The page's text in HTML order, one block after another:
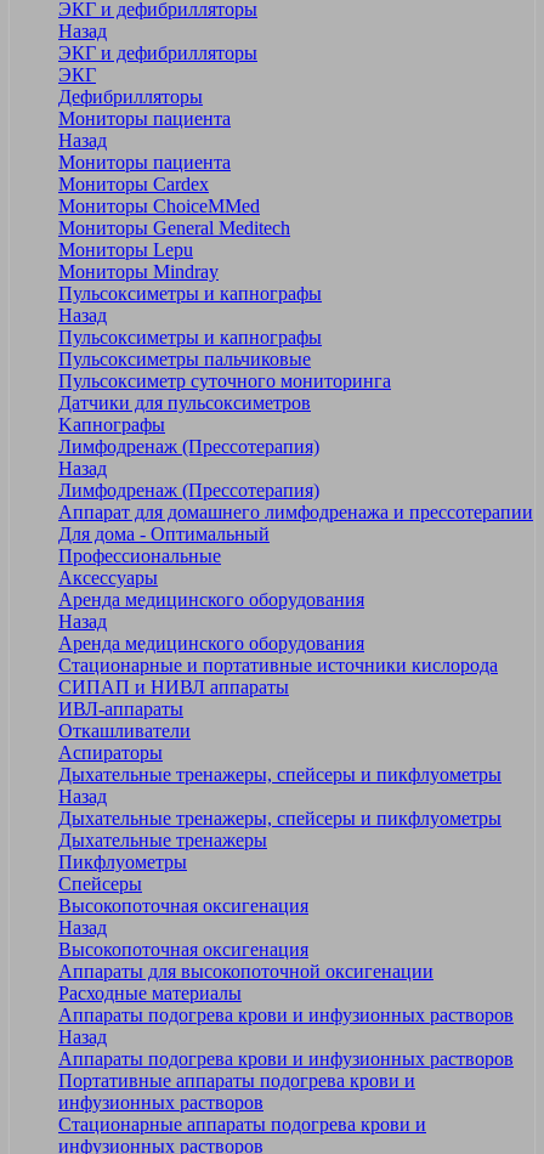
ЭКГ и дефибрилляторы
Назад
ЭКГ и дефибрилляторы
ЭКГ
Дефибрилляторы
Мониторы пациента
Назад
Мониторы пациента
Мониторы Cardex
Мониторы ChoiceMMed
Мониторы General Meditech
Мониторы Lepu
Мониторы Mindray
Пульсоксиметры и капнографы
Назад
Пульсоксиметры и капнографы
Пульсоксиметры пальчиковые
Пульсоксиметр суточного мониторинга
Датчики для пульсоксиметров
Kапнографы
Лимфодренаж (Прессотерапия)
Назад
Лимфодренаж (Прессотерапия)
Аппарат для домашнего лимфодренажа и прессотерапии
Для дома - Оптимальный
Профессиональные
Аксессуары
Аренда медицинского оборудования
Назад
Аренда медицинского оборудования
Стационарные и портативные источники кислорода
СИПАП и НИВЛ аппараты
ИВЛ-аппараты
Откашливатели
Аспираторы
Дыхательные тренажеры, спейсеры и пикфлуометры
Назад
Дыхательные тренажеры, спейсеры и пикфлуометры
Дыхательные тренажеры
Пикфлуометры
Спейсеры
Высокопоточная оксигенация
Назад
Высокопоточная оксигенация
Аппараты для высокопоточной оксигенации
Расходные материалы
Аппараты подогрева крови и инфузионных растворов
Назад
Аппараты подогрева крови и инфузионных растворов
Портативные аппараты подогрева крови и
инфузионных растворов
Стационарные аппараты подогрева крови и
инфузионных растворов